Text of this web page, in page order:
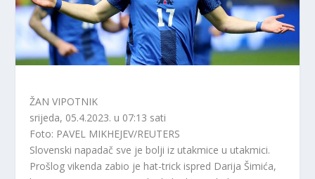
ŽAN VIPOTNIK
srijeda, 05.4.2023. u 07:13 sati
Foto: PAVEL MIKHEJEV/REUTERS
Slovenski napadač sve je bolji iz utakmice u utakmici.
Prošlog vikenda zabio je hat-trick ispred Darija Šimića,